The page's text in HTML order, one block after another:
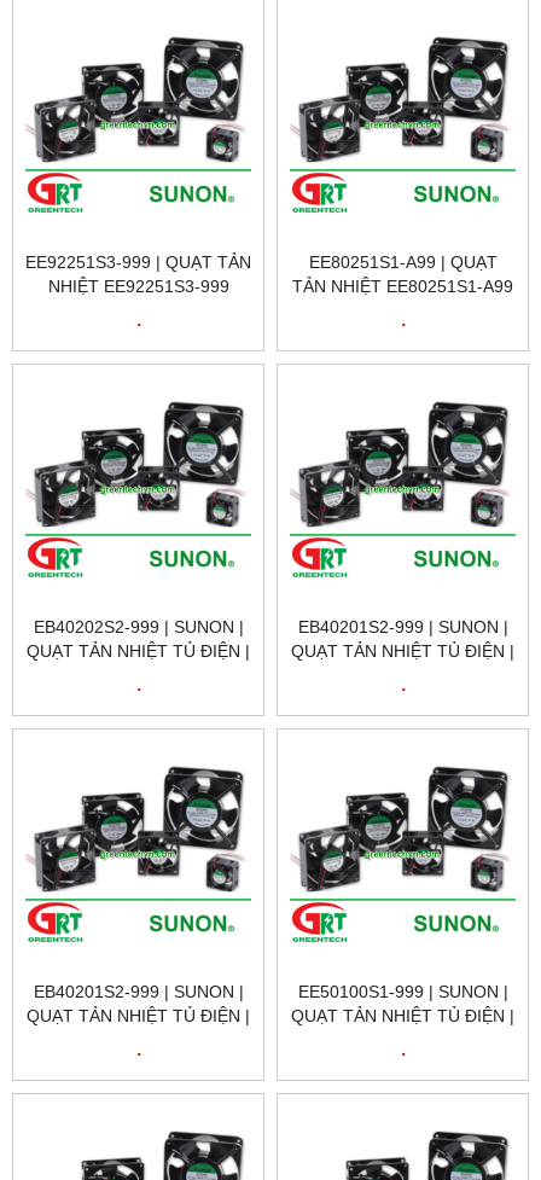
EE92251S3-999 | QUẠT TẢN
NHIỆT EE92251S3-999
SUNON VIETNAM
.
EE80251S1-A99 | QUẠT
TẢN NHIỆT EE80251S1-A99
SUNON VIETNAM
.
EB40202S2-999 | SUNON |
QUẠT TẢN NHIỆT TỦ ĐIỆN |
.
EB40201S2-999 | SUNON |
QUẠT TẢN NHIỆT TỦ ĐIỆN |
.
EB40201S2-999 | SUNON |
QUẠT TẢN NHIỆT TỦ ĐIỆN |
.
EE50100S1-999 | SUNON |
QUẠT TẢN NHIỆT TỦ ĐIỆN |
.